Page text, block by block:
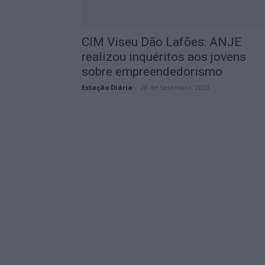
CIM Viseu Dão Lafões: ANJE
realizou inquéritos aos jovens
sobre empreendedorismo
Estação Diária 28 de Setembro, 2023